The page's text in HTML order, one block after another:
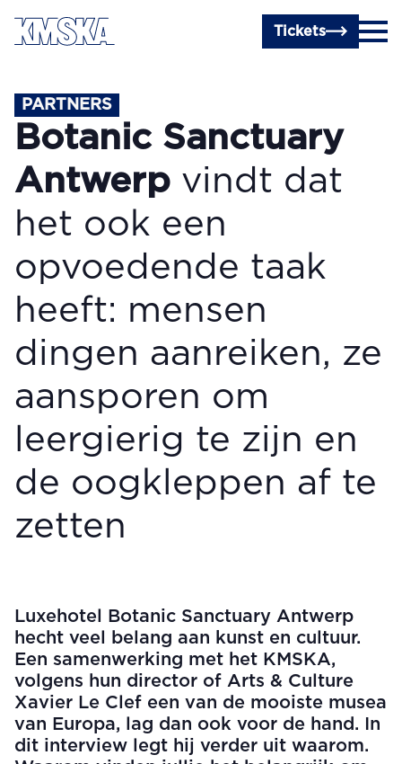
Ga naar hoofdinhoud
Tickets
PARTNERS
Botanic Sanctuary
Antwerp vindt dat
het ook een
opvoedende taak
heeft: mensen
dingen aanreiken, ze
aansporen om
leergierig te zijn en
de oogkleppen af te
zetten
Luxehotel Botanic Sanctuary Antwerp
hecht veel belang aan kunst en cultuur.
Een samenwerking met het KMSKA,
volgens hun director of Arts & Culture
Xavier Le Clef een van de mooiste musea
van Europa, lag dan ook voor de hand. In
dit interview legt hij verder uit waarom.